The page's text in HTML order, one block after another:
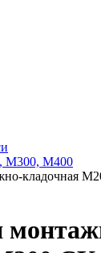
М300, М400
кладочная